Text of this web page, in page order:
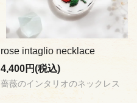
rose intaglio necklace
4,400円(税込)
薔薇のインタリオのネックレス